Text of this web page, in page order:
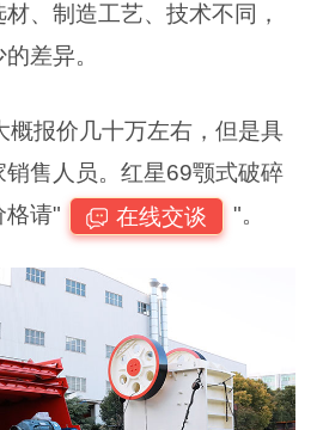
、制造工艺、技术不同，
差异。
概报价几十万左右，但是具
售人员。红星69颚式破碎
格请"
在线交谈 "。